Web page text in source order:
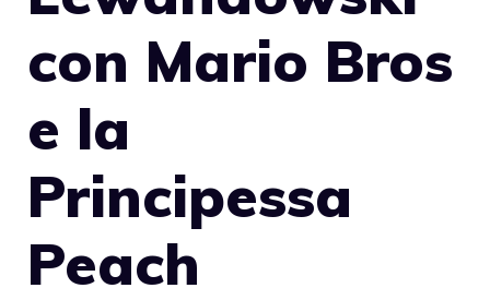
con Mario Bros
e la
Principessa
Peach